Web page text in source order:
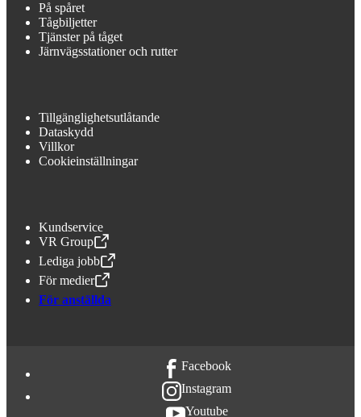
På spåret
Tågbiljetter
Tjänster på tåget
Järnvägsstationer och rutter
Tillgänglighetsutlåtande
Dataskydd
Villkor
Cookieinställningar
Kundservice
VR Group
,Öppnas i en ny flik
Lediga jobb
,Öppnas i en ny flik
För medier
,Öppnas i en ny flik
För anställda
Facebook
Instagram
Youtube